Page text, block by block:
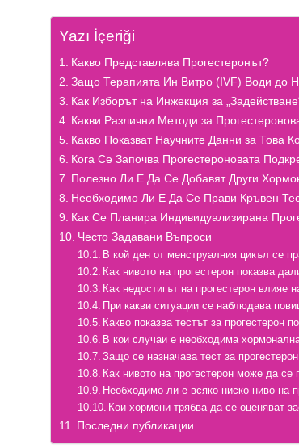
Yazı İçeriği
Какво Представлява Прогестеронът?
Защо Терапията Ин Витро (IVF) Води до
Как Изборът на Инжекция за
Какви Различни Методи за
Какво Показват Научните Данни за Това
Кога Се Започва Прогестероновата
Полезно Ли Е Да Се Добавят Други
Необходимо Ли Е Да Се Прави Кръвен
Как Се Планира Индивидуализирана
Често Задавани Въпроси
В кой ден от менструалния цикъл се
Как нивото на прогестерон показва
Как недостигът на прогестерон влияе
При какви ситуации се наблюдава
Какво показва тестът за прогестерон
В кои случаи е необходима
Защо се назначава тест за
Как нивото на прогестерон може да се
Необходимо ли е всяко ниско ниво на
Кои хормони трябва да се оценяват
Последни публикации